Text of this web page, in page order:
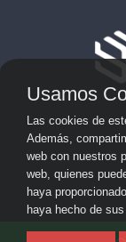
Usamos
Las cookies de
Además,
web con nuestros
web, quienes
haya
haya hecho de